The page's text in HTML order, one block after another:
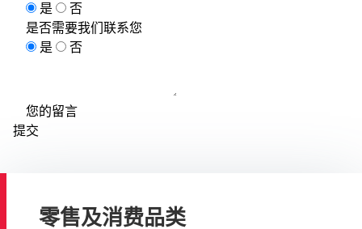
是
否
是否需要我们联系您
是
否
您的留言
零售及消费品类